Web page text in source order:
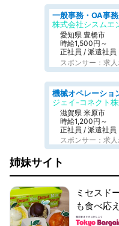
株式会社シスムエ
愛知県 豊橋市
時給1,500円～
正社員 / 派遣社員
スポンサー：求
ジェイ-コネクト
滋賀県 米原市
時給1,200円～
正社員 / 派遣社員
スポンサー：求
姉妹サイト
ミセスド
も食べ応